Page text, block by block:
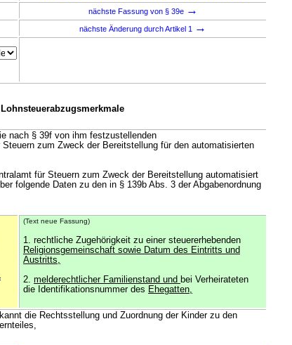
nächste Fassung von § 39e →
nächste Änderung durch Artikel 1 →
nach § 39f von ihm festzustellenden
zum Zweck der Bereitstellung für den automatisierten
für Steuern zum Zweck der Bereitstellung automatisiert
folgende Daten zu den in § 139b Abs. 3 der Abgabenordnung
(Text neue Fassung)
1. rechtliche Zugehörigkeit zu einer steuererhebenden
Religionsgemeinschaft sowie Datum des Eintritts und
Austritts,
2. melderechtlicher Familienstand und bei Verheirateten
die Identifikationsnummer des Ehegatten,
die Rechtsstellung und Zuordnung der Kinder zu den